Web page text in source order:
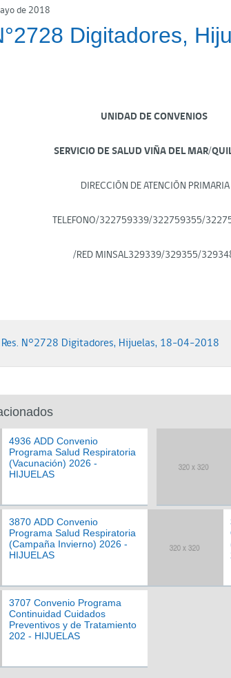
de 2018
Digitadores,
UNIDAD DE CONVENIOS
SERVICIO DE SALUD VIÑA DEL MAR/
DIRECCIÓN DE ATENCIÓN PRIMARIA
TELEFONO/322759339/322759355/
/RED MINSAL329339/329355/
Res. N°2728 Digitadores, Hijuelas, 18-04-2018
4936 ADD Convenio
Programa Salud Respiratoria
(Vacunación) 2026 -
HIJUELAS
3870 ADD Convenio
Programa Salud Respiratoria
(Campaña Invierno) 2026 -
HIJUELAS
3707 Convenio Programa
Continuidad Cuidados
Preventivos y de Tratamiento
202 - HIJUELAS